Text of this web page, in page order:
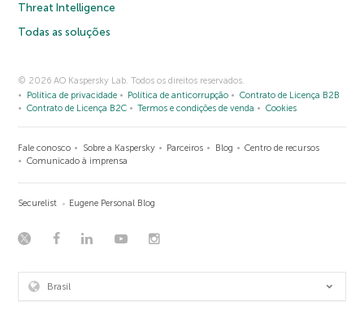
Threat Intelligence
Todas as soluções
© 2026 AO Kaspersky Lab. Todos os direitos reservados.
Política de privacidade
Política de anticorrupção
Contrato de Licença B2B
Contrato de Licença B2C
Termos e condições de venda Cookies
Fale conosco Sobre a Kaspersky Parceiros Blog
Centro de recursos
Comunicado à imprensa
Securelist Eugene Personal Blog
Brasil